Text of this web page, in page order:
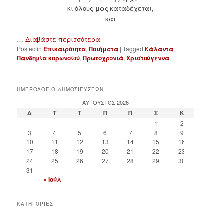
κι όλους μας καταδέχεται,
και
…Διαβάστε περισσότερα
Posted in Επικαιρότητα,Ποιήματα |Tagged Κάλαντα,
Πανδημία κορωνοϊού,Πρωτοχρονιά,Χριστούγεννα
ΗΜΕΡΟΛΟΓΙΟ ΔΗΜΟΣΙΕΥΣΕΩΝ
ΑΎΓΟΥΣΤΟΣ 2026
Δ Τ Τ Π Π Σ Κ
1
2
3
4 5 6 7 8
9
10
11 12 13 14 15
16
17
18 19 20 21 22
23
24
25 26 27 28 29
30
31
« Ιούλ
ΚΑΤΗΓΟΡΙΕΣ